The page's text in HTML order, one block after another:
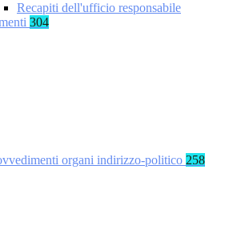
Recapiti dell'ufficio responsabile
304
organi indirizzo-politico 258